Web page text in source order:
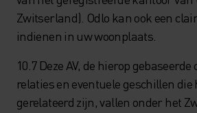
Zwitserland). Odlo kan ook een
indienen in uw woonplaats.
10.7 Deze AV, de hierop
relaties en eventuele geschillen die
gerelateerd zijn, vallen onder het